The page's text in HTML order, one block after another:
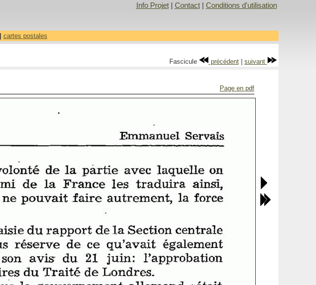
Info Projet| Contact| Conditions d'utilisation
cartes postales
Fascicule précédent| suivant
Page en pdf